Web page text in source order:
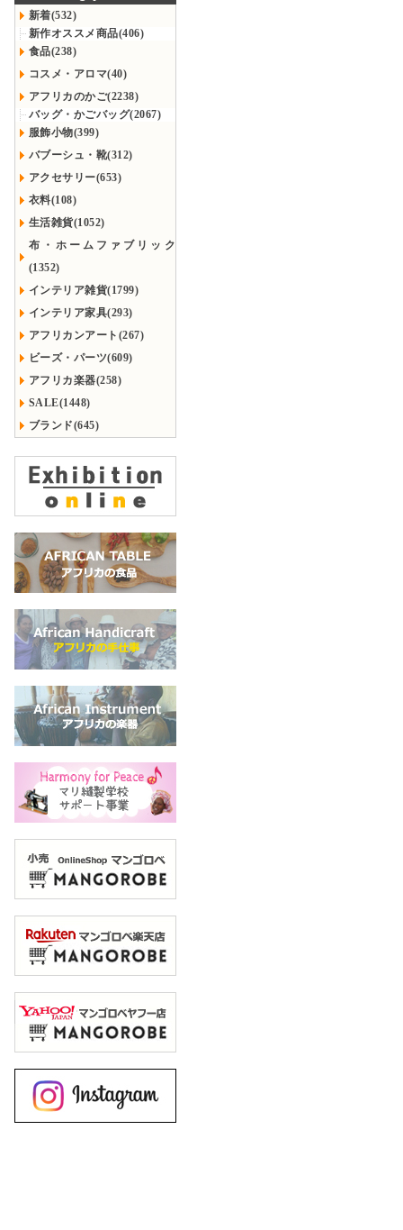
新着(532)
新作オススメ商品(406)
食品(238)
コスメ・アロマ(40)
アフリカのかご(2238)
バッグ・かごバッグ(2067)
服飾小物(399)
バブーシュ・靴(312)
アクセサリー(653)
衣料(108)
生活雑貨(1052)
布・ホームファブリック
(1352)
インテリア雑貨(1799)
インテリア家具(293)
アフリカンアート(267)
ビーズ・パーツ(609)
アフリカ楽器(258)
SALE(1448)
ブランド(645)